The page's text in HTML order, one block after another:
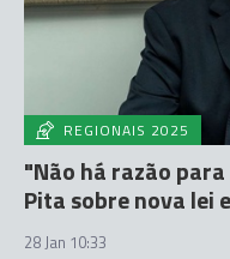
REGIONAIS 2025
"Não há razão
Pita sobre nova lei
28 Jan 10:33